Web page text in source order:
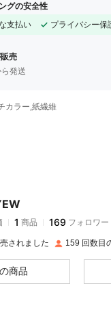
グの安全性
支払い
プライバシー保
売
発送
カラー,紙繊維
1
1 商品 169 フォロワー
1
169
1
169
1
169
されました 159 回数目
商品